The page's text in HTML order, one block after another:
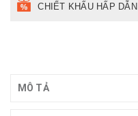
CHIẾT KHẤU HẤP DẪN
MÔ TẢ